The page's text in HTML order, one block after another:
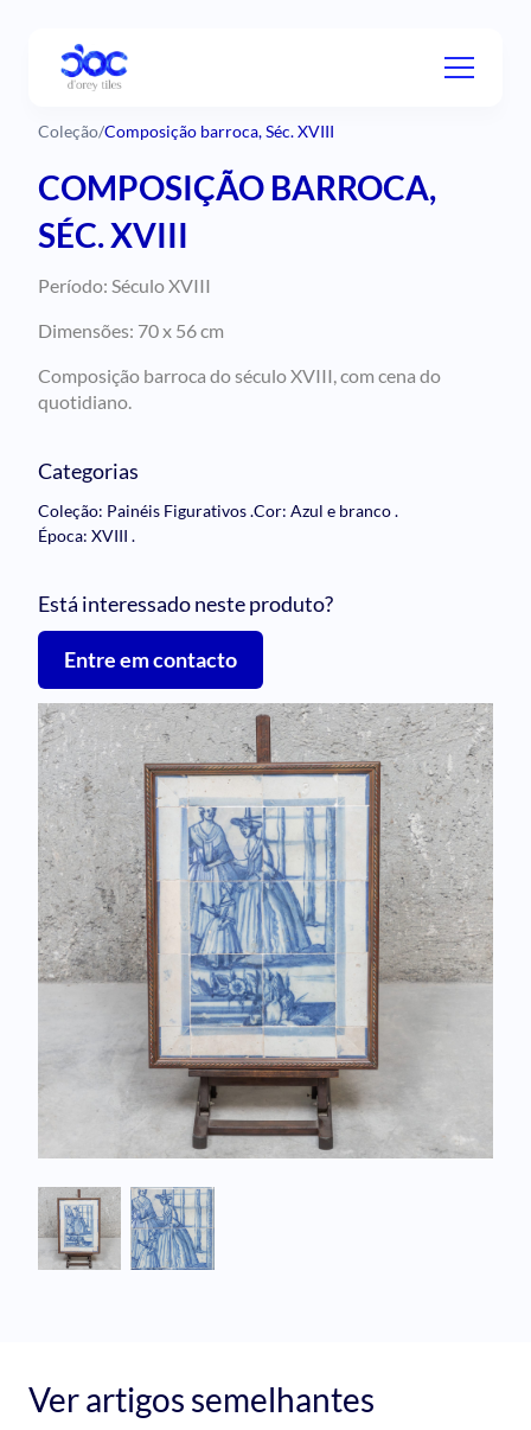
Coleção/Composição barroca, Séc. XVIII
COMPOSIÇÃO BARROCA,
SÉC. XVIII
Período: Século XVIII
Dimensões: 70 x 56 cm
Composição barroca do século XVIII, com cena do
quotidiano.
Categorias
Coleção: Painéis Figurativos.Cor: Azul e branco.
Época: XVIII .
Está interessado neste produto?
Entre em contacto
Ver artigos semelhantes